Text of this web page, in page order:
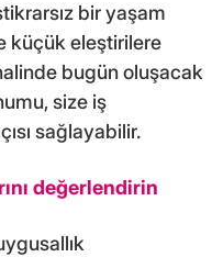
bir yaşam
küçük eleştirilere
bugün oluşacak
size iş
sağlayabilir.
değerlendirin